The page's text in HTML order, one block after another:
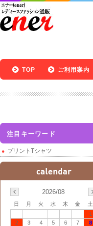
TOP ご利用案内
注目キーワード
プリントTシャツ
2026/08
日 月 火 水 木 金
土
1
2
3 4 5 6 7
8